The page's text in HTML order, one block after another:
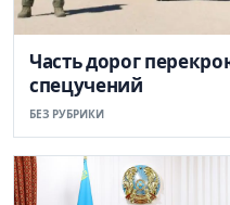
Часть дорог
спецучений
БЕЗ РУБРИКИ